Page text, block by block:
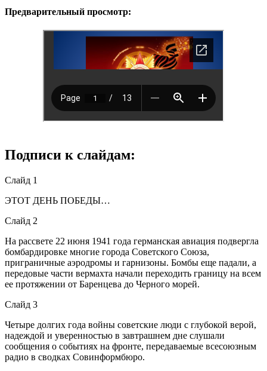
Предварительный просмотр:
Подписи к слайдам:
Слайд 1
ЭТОТ ДЕНЬ ПОБЕДЫ…
Слайд 2
На рассвете 22 июня 1941 года германская авиация подвергла
бомбардировке многие города Советского Союза,
приграничные аэродромы и гарнизоны. Бомбы еще падали, а
передовые части вермахта начали переходить границу на всем
ее протяжении от Баренцева до Черного морей.
Слайд 3
Четыре долгих года войны советские люди с глубокой верой,
надеждой и уверенностью в завтрашнем дне слушали
сообщения о событиях на фронте, передаваемые всесоюзным
радио в сводках Совинформбюро.